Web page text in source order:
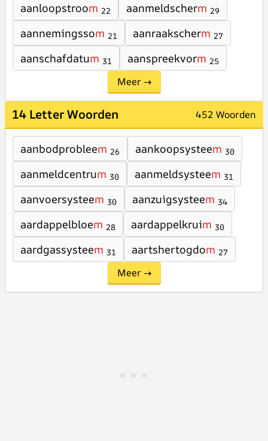
aanloopstroom 22 aanmeldscherm 29
aannemingssom 21 aanraakscherm 27
aanschafdatum 31 aanspreekvorm 25
Meer →
14 Letter Woorden 452 Woorden
aanbodprobleem 26 aankoopsysteem 30
aanmeldcentrum 30 aanmeldsysteem 31
aanvoersysteem 30 aanzuigsysteem 34
aardappelbloem 28 aardappelkruim 30
aardgassysteem 31 aartshertogdom 27
Meer →